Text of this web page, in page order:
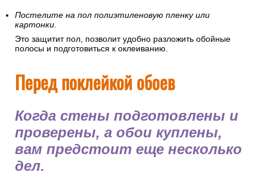
Постелите на пол полиэтиленовую пленку или
картонки.
Это защитит пол, позволит удобно разложить обойные
полосы и подготовиться к оклеиванию.
Перед поклейкой обоев
Когда стены подготовлены и
проверены, а обои куплены,
вам предстоит еще несколько
дел.